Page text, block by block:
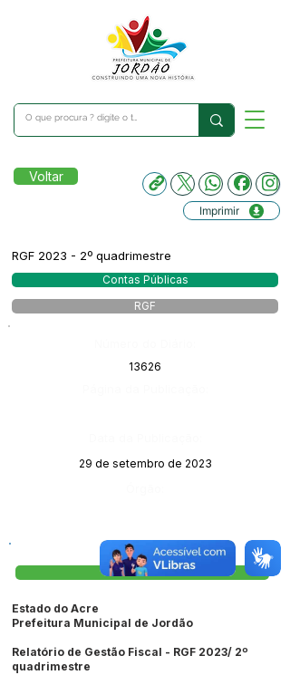
Voltar
Imprimir
RGF 2023 - 2º quadrimestre
Contas Públicas
RGF
13626
29 de setembro de 2023
Visualizar
Estado do Acre
Prefeitura Municipal de Jordão
Relatório de Gestão Fiscal - RGF 2023/ 2º
quadrimestre